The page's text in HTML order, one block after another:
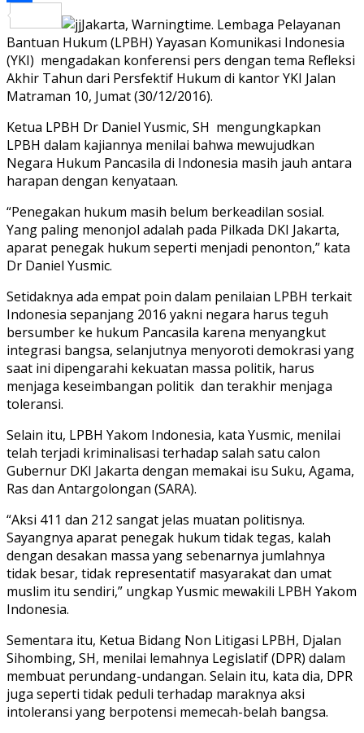
ShareJakarta, Warningtime. Lembaga Pelayanan
Bantuan Hukum (LPBH) Yayasan Komunikasi Indonesia
(YKI) mengadakan konferensi pers dengan tema Refleksi
Akhir Tahun dari Persfektif Hukum di kantor YKI Jalan
Matraman 10, Jumat (30/12/2016).
Ketua LPBH Dr Daniel Yusmic, SH mengungkapkan
LPBH dalam kajiannya menilai bahwa mewujudkan
Negara Hukum Pancasila di Indonesia masih jauh antara
harapan dengan kenyataan.
“Penegakan hukum masih belum berkeadilan sosial.
Yang paling menonjol adalah pada Pilkada DKI Jakarta,
aparat penegak hukum seperti menjadi penonton,” kata
Dr Daniel Yusmic.
Setidaknya ada empat poin dalam penilaian LPBH terkait
Indonesia sepanjang 2016 yakni negara harus teguh
bersumber ke hukum Pancasila karena menyangkut
integrasi bangsa, selanjutnya menyoroti demokrasi yang
saat ini dipengarahi kekuatan massa politik, harus
menjaga keseimbangan politik dan terakhir menjaga
toleransi.
Selain itu, LPBH Yakom Indonesia, kata Yusmic, menilai
telah terjadi kriminalisasi terhadap salah satu calon
Gubernur DKI Jakarta dengan memakai isu Suku, Agama,
Ras dan Antargolongan (SARA).
“Aksi 411 dan 212 sangat jelas muatan politisnya.
Sayangnya aparat penegak hukum tidak tegas, kalah
dengan desakan massa yang sebenarnya jumlahnya
tidak besar, tidak representatif masyarakat dan umat
muslim itu sendiri,” ungkap Yusmic mewakili LPBH Yakom
Indonesia.
Sementara itu, Ketua Bidang Non Litigasi LPBH, Djalan
Sihombing, SH, menilai lemahnya Legislatif (DPR) dalam
membuat perundang-undangan. Selain itu, kata dia, DPR
juga seperti tidak peduli terhadap maraknya aksi
intoleransi yang berpotensi memecah-belah bangsa.